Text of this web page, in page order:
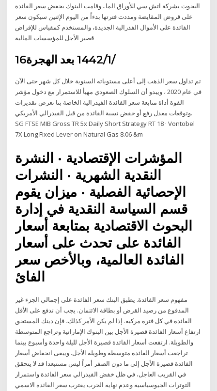
البحوث بشركة اتش سي للأوراق الما.. وقامت البنوك بخفض سعر الفائدة
على قروض المقايضة ومددت فترتها بدءاً من اليوم الإثنين سيكون سعر
الفائدة على الأموال الفدرالية الجديدة، والمستخدم كمقياس للإقراض
قصير الأجل للمؤسسات المالية
16‏‏/1‏‏/1442 بعد الهجرة
تم تداول سعر الذهب إلى أعلى مستوياته السنوية خلال كل شهر حتى الآن
في عام 2020 ، ويبدو أن السلوك الصعودي مهيأ للاستمرار مع دخول مؤشر
القوة أداة متابعة سعر الفائدة الفيدرالية الخاصة بنا تعرض تقديرات
وتوقعات معدل رفع أو خفض نسبة الفائدة من قبل الفيدرالي الأمريكي.
SG FTSE MIB Gross TR 5x Daily Short Strategy RT 18 · Vontobel
7X Long Fixed Lever on Natural Gas 8.06 &m
المؤشرات الإقتصادية · النشرة
النقدية الشهرية · النشرات
الإحصائية الفصلية · ميزان يقوم
قسم السياسة النقدية في إدارة
البحوث الاقتصادية بمتابعة أسعار
الفائدة على تحدث على أسعار
الفائدة العالمية، وبالأخص سعر
الفائ
مفهوم سعر الفائدة. يطبق البنك سعر الفائدة على إجمالي الجزء غير
المدفوع من رصيد القرض أو بطاقة الائتمان. يجب أن تدفع على الأقل
الفائدة في كل فترة مركبة. إذا لم يكن الأمر كذلك، فإن دينك المستحق
ارتفاع أسعار الفائدة قصيرة الأجل بين البنوك الإماراتية وتراجع المتوسطة
والطويلة. ارتفعت أسعار الفائدة قصيرة الأجل لليلة واحدة وأسبوع بينما
تراجعت أسعار الفائدة متوسطة وطويلة الأجل. ويبقى انخفاض أسعار
الفائدة قصيرة الأجل إلى ما دون الصفر أمراً ليس مستبعدا قد لا يتحقق
في القريب العاجل، في ظل خفض الفيدرالي سعر الفائدة واستمرار
التوترات الجيوسياسية وعدم نهاية الحرب يقترب سعر الفائدة الاسمي